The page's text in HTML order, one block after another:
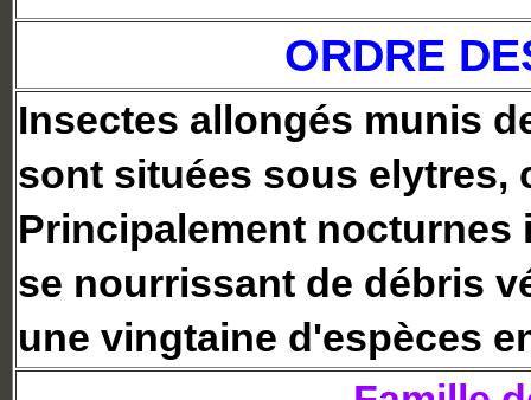
ORDRE
Insectes allongés munis
sont situées sous elytres,
Principalement
se nourrissant de débris
une vingtaine d'espèces